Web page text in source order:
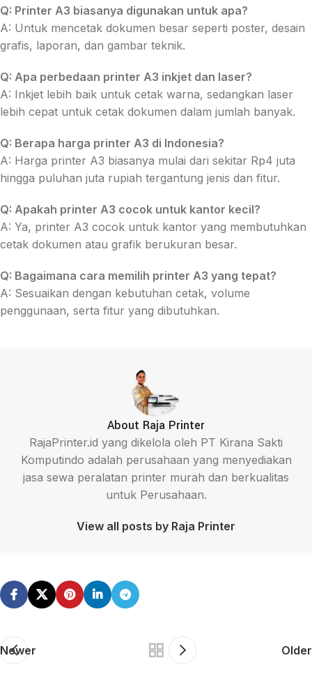
Q: Printer A3 biasanya digunakan untuk apa?
A: Untuk mencetak dokumen besar seperti poster, desain
grafis, laporan, dan gambar teknik.
Q: Apa perbedaan printer A3 inkjet dan laser?
A: Inkjet lebih baik untuk cetak warna, sedangkan laser
lebih cepat untuk cetak dokumen dalam jumlah banyak.
Q: Berapa harga printer A3 di Indonesia?
A: Harga printer A3 biasanya mulai dari sekitar Rp4 juta
hingga puluhan juta rupiah tergantung jenis dan fitur.
Q: Apakah printer A3 cocok untuk kantor kecil?
A: Ya, printer A3 cocok untuk kantor yang membutuhkan
cetak dokumen atau grafik berukuran besar.
Q: Bagaimana cara memilih printer A3 yang tepat?
A: Sesuaikan dengan kebutuhan cetak, volume
penggunaan, serta fitur yang dibutuhkan.
About Raja Printer
RajaPrinter.id yang dikelola oleh PT Kirana Sakti
Komputindo adalah perusahaan yang menyediakan
jasa sewa peralatan printer murah dan berkualitas
untuk Perusahaan.
View all posts by Raja Printer
Newer Older